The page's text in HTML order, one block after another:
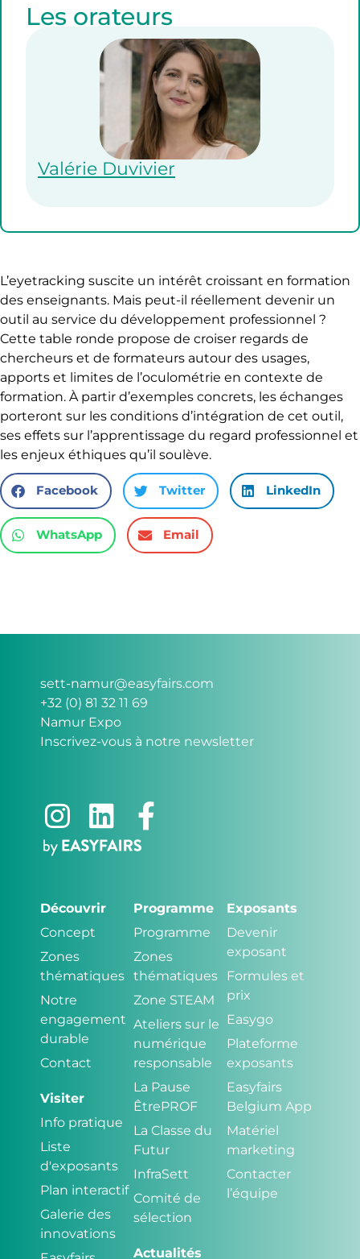
Les orateurs
Valérie Duvivier
L’eyetracking suscite un intérêt croissant en formation
des enseignants. Mais peut-il réellement devenir un
outil au service du développement professionnel ?
Cette table ronde propose de croiser regards de
chercheurs et de formateurs autour des usages,
apports et limites de l’oculométrie en contexte de
formation. À partir d’exemples concrets, les échanges
porteront sur les conditions d’intégration de cet outil,
ses effets sur l’apprentissage du regard professionnel et
les enjeux éthiques qu’il soulève.
Facebook Twitter LinkedIn
WhatsApp Email
sett-namur@easyfairs.com
+32 (0) 81 32 11 69
Namur Expo
Inscrivez-vous à notre newsletter
Découvrir
Concept
Zones
thématiques
Notre
engagement
durable
Contact
Visiter
Info pratique
Liste
d'exposants
Plan interactif
Galerie des
innovations
Programme
Programme
Zones
thématiques
Zone STEAM
Ateliers sur le
numérique
responsable
La Pause
ÊtrePROF
La Classe du
Futur
InfraSett
Comité de
sélection
Actualités
Exposants
Devenir
exposant
Formules et
prix
Easygo
Plateforme
exposants
Easyfairs
Belgium App
Matériel
marketing
Contacter
l’équipe